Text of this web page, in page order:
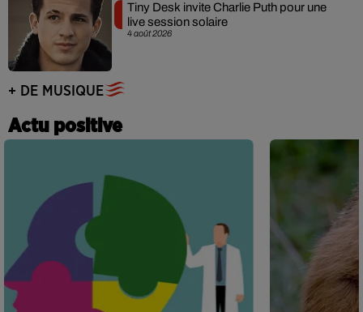
4 août 2026
Tiny Desk invite Charlie Puth pour une
live session solaire
+ DE MUSIQUE
Actu positive